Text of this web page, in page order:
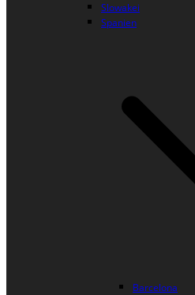
Slowakei
Spanien
Barcelona